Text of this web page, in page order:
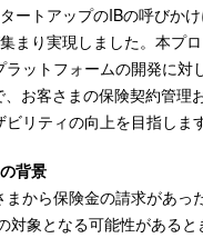
ートアップのIBの呼びか
まり実現しました。本プ
ラットフォームの開発に対
お客さまの保険契約管理
リティの向上を目指します
背景
から保険金の請求があっ
対象となる可能性がある